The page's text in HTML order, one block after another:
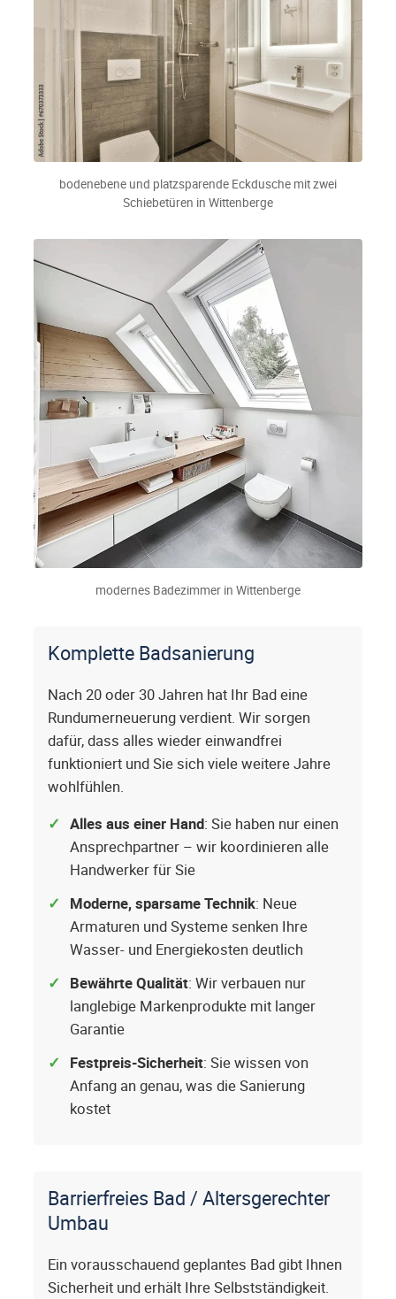
bodenebene und platzsparende Eckdusche mit zwei
Schiebetüren in Wittenberge
modernes Badezimmer in Wittenberge
Komplette Badsanierung
Nach 20 oder 30 Jahren hat Ihr Bad eine
Rundumerneuerung verdient. Wir sorgen
dafür, dass alles wieder einwandfrei
funktioniert und Sie sich viele weitere Jahre
wohlfühlen.
Alles aus einer Hand: Sie haben nur einen
Ansprechpartner – wir koordinieren alle
Handwerker für Sie
Moderne, sparsame Technik: Neue
Armaturen und Systeme senken Ihre
Wasser- und Energiekosten deutlich
Bewährte Qualität: Wir verbauen nur
langlebige Markenprodukte mit langer
Garantie
Festpreis-Sicherheit: Sie wissen von
Anfang an genau, was die Sanierung
kostet
Barrierfreies Bad / Altersgerechter
Umbau
Ein vorausschauend geplantes Bad gibt Ihnen
Sicherheit und erhält Ihre Selbstständigkeit.